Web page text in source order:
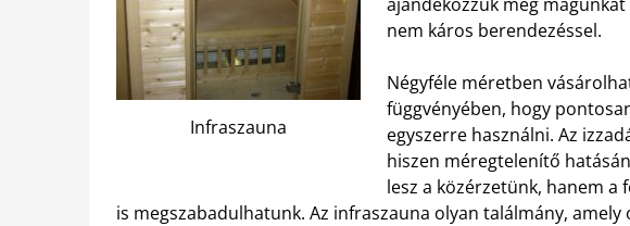
Infraszauna
nem káros berendezéssel.
Négyféle méretben
függvényében, hogy
egyszerre használni. Az
hiszen méregtelenítő
lesz a közérzetünk, hanem
is megszabadulhatunk. Az infraszauna olyan találmány,